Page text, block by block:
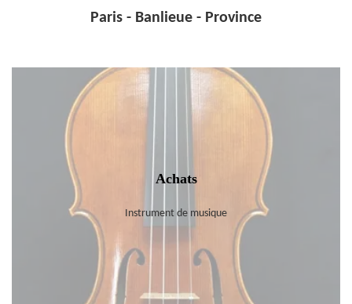
Paris - Banlieue - Province
Achats
Instrument de musique